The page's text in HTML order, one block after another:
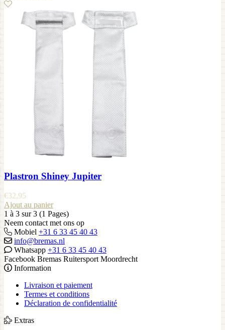
Plastron Shiney Jupiter
€32,95
Ajout au panier
1 à 3 sur 3 (1 Pages)
Neem contact met ons op
Mobiel +31 6 33 45 40 43
info@bremas.nl
Whatsapp +31 6 33 45 40 43
Facebook Bremas Ruitersport Moordrecht
Information
Livraison et paiement
Termes et conditions
Déclaration de confidentialité
Extras